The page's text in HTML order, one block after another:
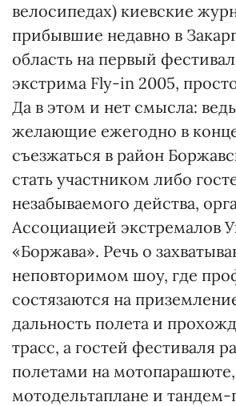
велосипедах) киевские
прибывшие недавно в
область на первый
экстрима Fly-in 2005,
Да в этом и нет смысла:
желающие ежегодно в
съезжаться в район
стать участником либо
незабываемого действа,
Ассоциацией экстремалов
«Боржава». Речь о
неповторимом шоу, где
состязаются на
дальность полета и
трасс, а гостей фестиваля
полетами на мотопарашюте,
мотодельтаплане и